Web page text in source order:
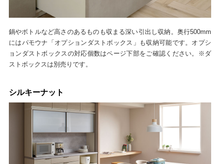
鍋やボトルなど高さのあるものも収まる深い引出し収納。奥行500mm
にはパモウナ「オプションダストボックス」も収納可能です。オプシ
ョンダストボックスの対応個数はページ下部をご確認ください。※ダ
ストボックスは別売りです。
シルキーナット